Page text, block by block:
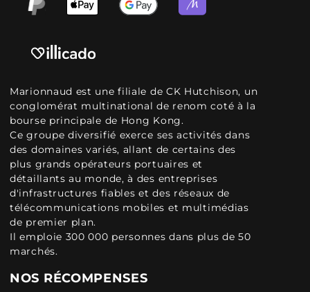
Marionnaud est une filiale de CK Hutchison, un
conglomérat multinational de renom coté à la
bourse principale de Hong Kong.
Ce groupe diversifié exerce ses activités dans
des domaines variés, allant de certains des
plus grands opérateurs portuaires et
détaillants au monde, à des entreprises
d'infrastructures fiables et des réseaux de
télécommunications mobiles et multimédias
de premier plan.
Il emploie 300 000 personnes dans plus de 50
marchés.
NOS RÉCOMPENSES